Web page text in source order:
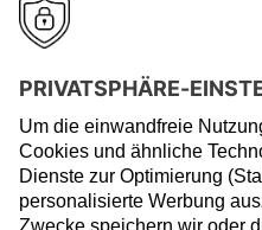
Robo-Advisor
Alles zum Robo-Advisor
Klassische Portfolios
Nachhaltigkeitsorientierte
Portfolios